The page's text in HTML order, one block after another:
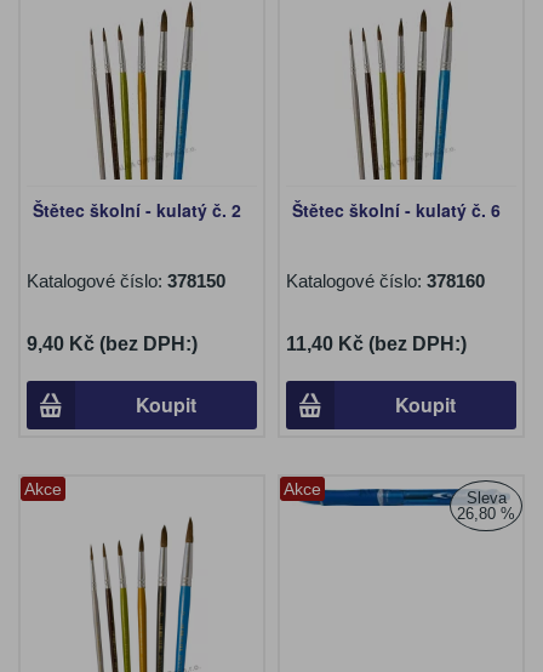
Štětec školní - kulatý č. 2
Katalogové číslo: 378150
9,40 Kč (bez DPH:)
Koupit
Štětec školní - kulatý č. 6
Katalogové číslo: 378160
11,40 Kč (bez DPH:)
Koupit
Akce Akce
Sleva
26,80 %